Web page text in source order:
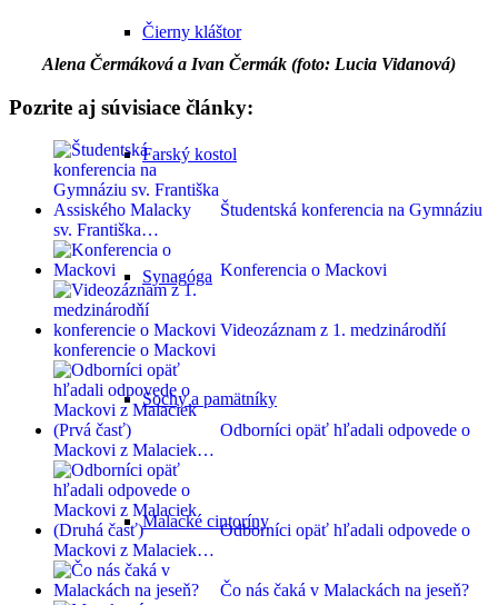
Čierny kláštor
Farský kostol
Synagóga
Sochy a pamätníky
Malacké cintoríny
Alena Čermáková a Ivan Čermák (foto: Lucia Vidanová)
Pozrite aj súvisiace články:
Študentská konferencia na Gymnáziu
sv. Františka…
Konferencia o Mackovi
Videozáznam z 1. medzinárodňí
konferencie o Mackovi
Odborníci opäť hľadali odpovede o
Mackovi z Malaciek…
Odborníci opäť hľadali odpovede o
Mackovi z Malaciek…
Čo nás čaká v Malackách na jeseň?